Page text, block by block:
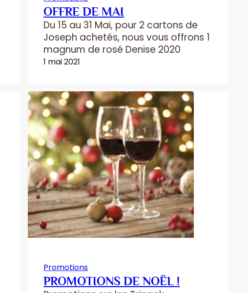
OFFRE DE MAI
Du 15 au 31 Mai, pour 2 cartons de
Joseph achetés, nous vous offrons 1
magnum de rosé Denise 2020
1 mai 2021
Promotions
PROMOTIONS DE NOËL !